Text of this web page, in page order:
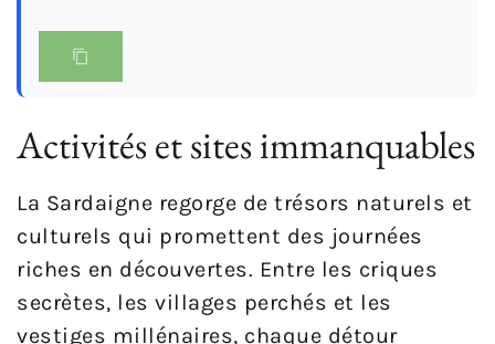
Activités et sites immanquables
La Sardaigne regorge de trésors naturels et
culturels qui promettent des journées
riches en découvertes. Entre les criques
secrètes, les villages perchés et les
vestiges millénaires, chaque détour